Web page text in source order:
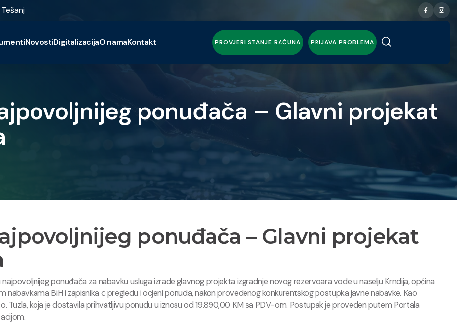
NovostiDigitalizacijaO namaKontakt PROVJERI STANJE RAČUNA PRIJAVA PROBLEMA
ponuđača – Glavni projekat
ponuđača – Glavni projekat
ponuđača za nabavku usluga izrade glavnog projekta izgradnje novog rezervoara vode u naselju Krndija, općina
nabavkama BiH i zapisnika o pregledu i ocjeni ponuda, nakon provedenog konkurentskog postupka javne nabavke. Kao
Tuzla, koja je dostavila prihvatljivu ponudu u iznosu od 19.890,00 KM sa PDV-om. Postupak je proveden putem Portala